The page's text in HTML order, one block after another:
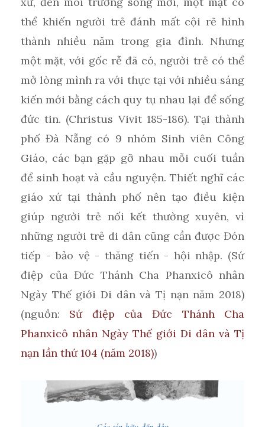
thể khiến người trẻ đánh mất cội rẽ hình
thành nhiều năm trong gia đình. Nhưng
một mặt, với gốc rễ đã có, người trẻ có thể
mở lòng mình ra với thực tại với nhiều sáng
kiến mới bằng cách quy tụ nhau lại để sống
đức tin. (Christus Vivit 185-186). Tại thành
phố Đà Nẵng có 9 nhóm Sinh viên Công
Giáo, các bạn gặp gỡ nhau mỗi cuối tuần
để sinh hoạt và cầu nguyện. Thiết nghĩ các
giáo xứ tại thành phố nên tạo điều kiện
giúp người trẻ nối kết thường xuyên, vì
những người trẻ di dân cũng cần được Đón
tiếp - bảo vệ - thăng tiến - hội nhập. (Sứ
điệp của Đức Thánh Cha Phanxicô nhân
Ngày Thế giới Di dân và Tị nạn năm 2018)
(nguồn: Sứ điệp của Đức Thánh Cha
Phanxicô nhân Ngày Thế giới Di dân và Tị
nạn lần thứ 104 (năm 2018))